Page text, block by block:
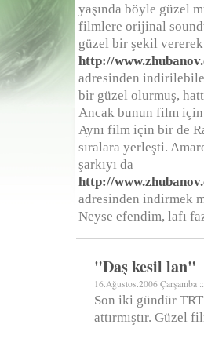
yaşında böyle güzel
filmlere orijinal
güzel bir şekil vererek
http://
adresinden
bir güzel olurmuş,
Ancak bunun film
Aynı film için bir de
sıralara yerleşti.
şarkıyı da
http://
adresinden indirmek
Neyse efendim, lafı
"Daş kesil lan"
16.Ağustos.2006 Çarşamba
Son iki gündür
attırmıştır. Güzel